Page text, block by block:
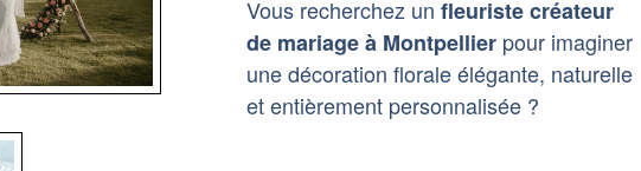
Vous recherchez un fleuriste créateur
de mariage à Montpellierpour imaginer
une décoration florale élégante, naturelle
et entièrement personnalisée ?